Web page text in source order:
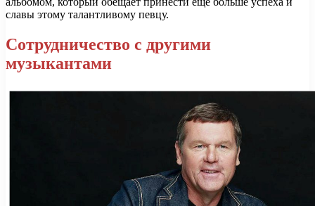
славы этому талантливому певцу.
Сотрудничество с другими
музыкантами